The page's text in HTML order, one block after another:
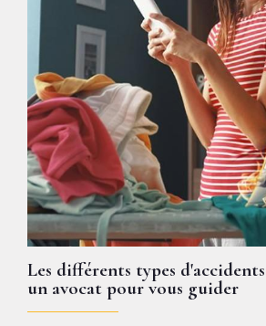
Les différents types
un avocat pour vous guider